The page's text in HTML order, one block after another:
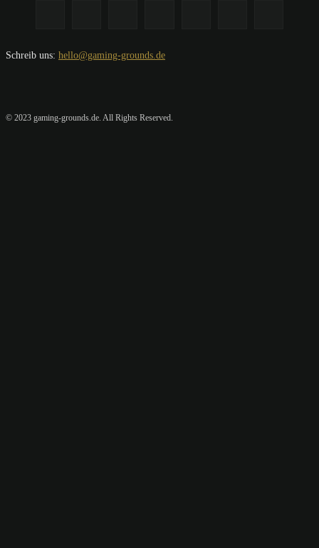
Schreib uns: hello@gaming-grounds.de
© 2023 gaming-grounds.de. All Rights Reserved.